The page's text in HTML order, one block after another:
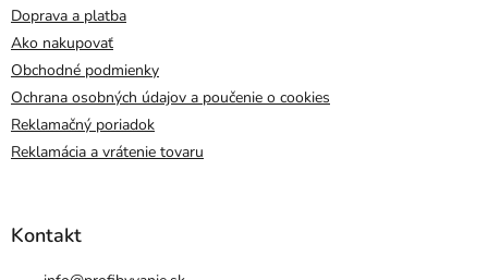
Doprava a platba
Ako nakupovať
Obchodné podmienky
Ochrana osobných údajov a poučenie o cookies
Reklamačný poriadok
Reklamácia a vrátenie tovaru
Kontakt